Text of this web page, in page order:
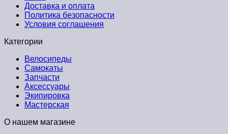
Доставка и оплата
Политика безопасности
Условия соглашения
Категории
Велосипеды
Самокаты
Запчасти
Аксессуары
Экипировка
Мастерская
О нашем магазине